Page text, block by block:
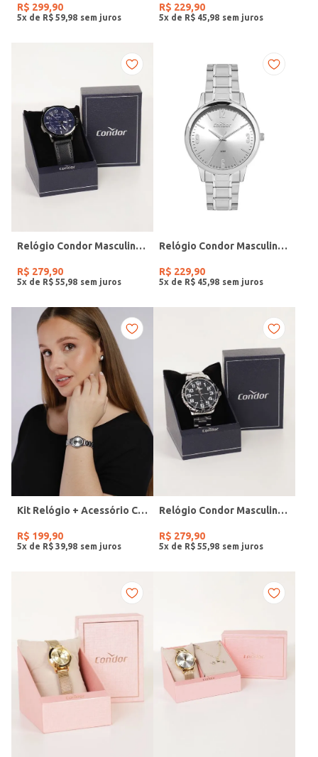
R$ 299,90
5x de R$ 59 98
R$ 229,90
5x de R$ 45 98
Relógio Condor Masculino PRETO
R$ 279,90
5x de R$ 55 98
Relógio Condor Masculino PRATA
R$ 229,90
5x de R$ 45 98
Kit Relógio + Acessório Condor Feminino PRATA
R$ 199,90
5x de R$ 39 98
Relógio Condor Masculino PRATA
R$ 279,90
5x de R$ 55 98